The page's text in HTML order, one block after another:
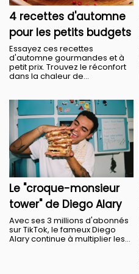
4 recettes d'automne
pour les petits budgets
Essayez ces recettes
d'automne gourmandes et à
petit prix. Trouvez le réconfort
dans la chaleur de...
Le "croque-monsieur
tower" de Diego Alary
Avec ses 3 millions d'abonnés
sur TikTok, le fameux Diego
Alary continue à multiplier les...